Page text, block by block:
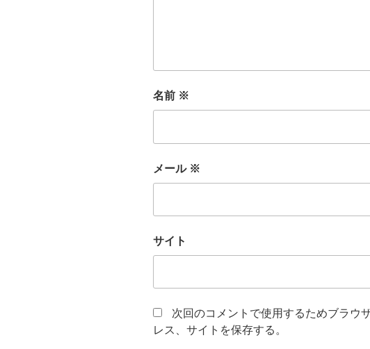
名前 ※
メール ※
サイト
次回のコメントで使用するためブラウ
レス、サイトを保存する。